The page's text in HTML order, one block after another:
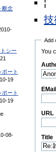
断念
シー
ート
19
ート
19
08-
¦
Add
You
EMail
URL
Title